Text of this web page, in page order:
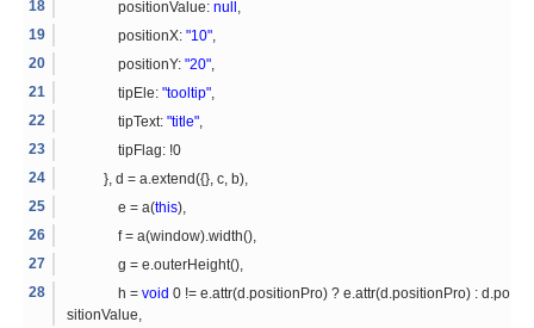
positionValue:null
positionX:"10"
positionY:"20"
tipEle:"tooltip"
tipText:"title"
tipFlag: !0
}, d = a.extend({}, c, b),
e = a(this),
f = a(window).width(),
g = e.outerHeight(),
h =void 0 != e.attr(d.positionPro) ? e.attr(d.positionPro) : d.po
sitionValue,